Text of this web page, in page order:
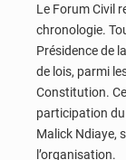
Le Forum Civil
chronologie.
Présidence de
de lois, parmi
Constitution.
participation du
Malick Ndiaye,
l’organisation.